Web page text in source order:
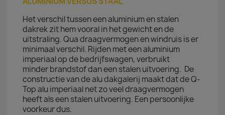
Het verschil tussen een aluminium en stalen
dakrek zit hem vooral in het gewicht en de
uitstraling. Qua draagvermogen en windruis is er
minimaal verschil. Rijden met een aluminium
imperiaal op de bedrijfswagen, verbruikt
minder brandstof dan een stalen uitvoering. De
constructie van de alu dakgalerij maakt dat de Q-
Top alu imperiaal net zo veel draagvermogen
heeft als een stalen uitvoering. Een persoonlijke
voorkeur dus.